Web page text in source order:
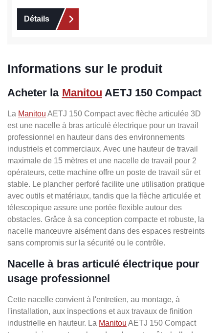
Détails
Informations sur le produit
Acheter la Manitou AETJ 150 Compact
La Manitou AETJ 150 Compact avec flèche articulée 3D
est une nacelle à bras articulé électrique pour un travail
professionnel en hauteur dans des environnements
industriels et commerciaux. Avec une hauteur de travail
maximale de 15 mètres et une nacelle de travail pour 2
opérateurs, cette machine offre un poste de travail sûr et
stable. Le plancher perforé facilite une utilisation pratique
avec outils et matériaux, tandis que la flèche articulée et
télescopique assure une portée flexible autour des
obstacles. Grâce à sa conception compacte et robuste, la
nacelle manœuvre aisément dans des espaces restreints
sans compromis sur la sécurité ou le contrôle.
Nacelle à bras articulé électrique pour
usage professionnel
Cette nacelle convient à l'entretien, au montage, à
l'installation, aux inspections et aux travaux de finition
industrielle en hauteur. La Manitou AETJ 150 Compact